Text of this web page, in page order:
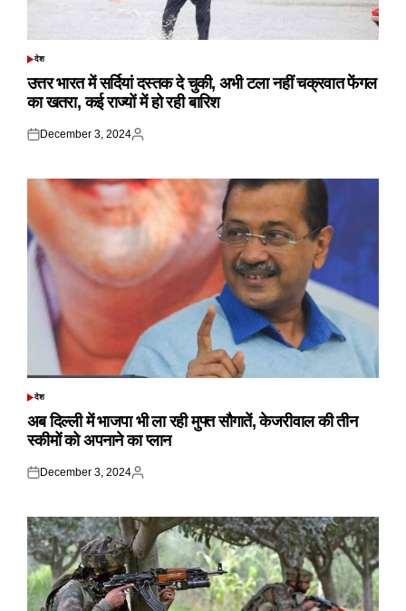
POSTED
देश
उत्तर भारत में सर्दियां दस्तक दे चुकी, अभी टला नहीं चक्रवात फेंगल
का खतरा, कई राज्यों में हो रही बारिश
Posted
December 3, 2024
Posted
POSTED
देश
अब दिल्ली में भाजपा भी ला रही मुफ्त सौगातें, केजरीवाल की तीन
स्कीमों को अपनाने का प्लान
Posted
December 3, 2024
Posted